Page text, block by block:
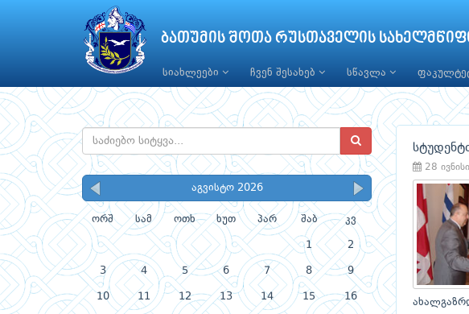
ბათუმის შოთა რუსთაველის
სიახლეები ჩვენ შესახებ სწავლა
აგვისტო 2026
ორშ სამ ოთხ ხუთ პარ შაბ კვ
1 2
3 4 5 6 7 8 9
10 11 12 13 14 15 16
28